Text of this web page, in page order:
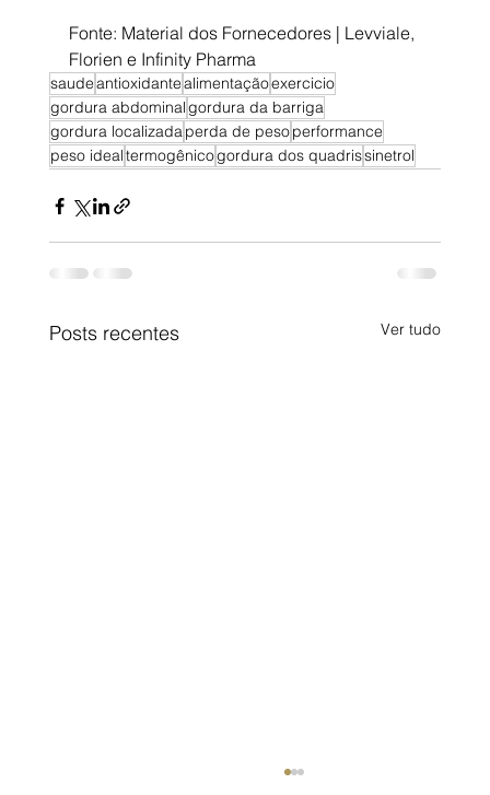
Fonte: Material dos Fornecedores | Levviale,
Florien e Infinity Pharma
saudeantioxidantealimentaçãoexercicio
gordura abdominalgordura da barriga
gordura localizadaperda de pesoperformance
peso idealtermogênicogordura dos quadrissinetrol
Posts recentes Ver tudo